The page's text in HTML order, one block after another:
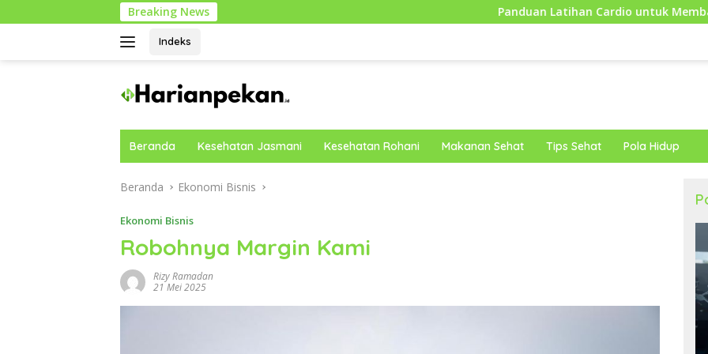
ke
Breaking News Panduan Latihan Cardio untuk Membantu Tubuh
Indeks
Beranda Kesehatan Jasmani Kesehatan Rohani Makanan Sehat Tips Sehat Pola Hidup
Beranda Ekonomi Bisnis
Ekonomi Bisnis
Robohnya Margin Kami
Rizy Ramadan
21 Mei 2025